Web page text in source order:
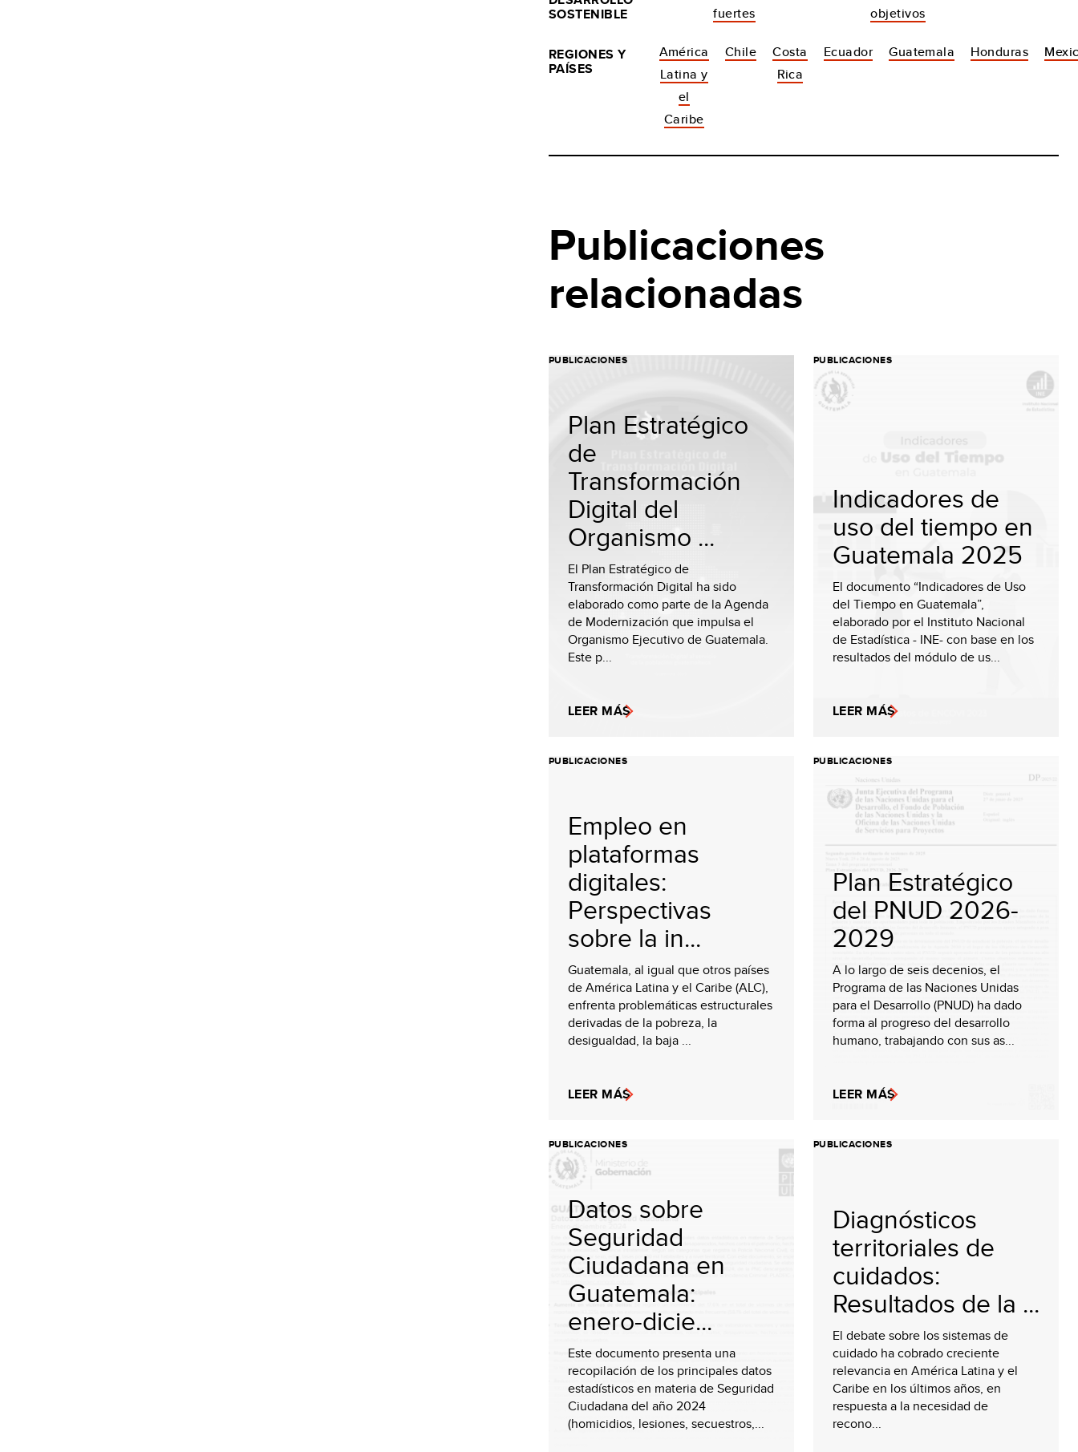
SOSTENIBLE
fuertes
objetivos
REGIONES Y
PAÍSES
América
Latina y
el
Caribe
Chile
Costa
Rica
Ecuador Guatemala Honduras
Publicaciones
relacionadas
PUBLICACIONES
Plan Estratégico
de
Transformación
Digital del
Organismo ...
El Plan Estratégico de
Transformación Digital ha sido
elaborado como parte de la Agenda
de Modernización que impulsa el
Organismo Ejecutivo de Guatemala.
Este p...
LEER MÁS
PUBLICACIONES
Indicadores de
uso del tiempo en
Guatemala 2025
El documento “Indicadores de Uso
del Tiempo en Guatemala”,
elaborado por el Instituto Nacional
de Estadística - INE- con base en los
resultados del módulo de us...
LEER MÁS
PUBLICACIONES
Empleo en
plataformas
digitales:
Perspectivas
sobre la in...
Guatemala, al igual que otros países
de América Latina y el Caribe (ALC),
enfrenta problemáticas estructurales
derivadas de la pobreza, la
desigualdad, la baja ...
LEER MÁS
PUBLICACIONES
Plan Estratégico
del PNUD 2026-
2029
A lo largo de seis decenios, el
Programa de las Naciones Unidas
para el Desarrollo (PNUD) ha dado
forma al progreso del desarrollo
humano, trabajando con sus as...
LEER MÁS
PUBLICACIONES
Datos sobre
Seguridad
Ciudadana en
Guatemala:
enero-dicie...
Este documento presenta una
recopilación de los principales datos
estadísticos en materia de Seguridad
Ciudadana del año 2024
(homicidios, lesiones, secuestros,...
PUBLICACIONES
Diagnósticos
territoriales de
cuidados:
Resultados de la ...
El debate sobre los sistemas de
cuidado ha cobrado creciente
relevancia en América Latina y el
Caribe en los últimos años, en
respuesta a la necesidad de
recono...